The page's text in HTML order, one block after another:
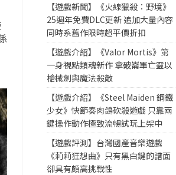
【遊戲新聞】《火線獵殺：野境》
25週年免費DLC更新 追加大量內容
同時系舊作限時超平價折扣
【遊戲介紹】《Valor Mortis》第
一身視點類魂新作 拿破崙軍亡靈以
槍械劍與魔法殺敵
【遊戲介紹】《Steel Maiden 鋼鐵
少女》快節奏肉鴿砍殺遊戲 只靠兩
鍵操作動作極致流暢試玩上架中
【遊戲評測】台灣國產音樂遊戲
《莉莉狂想曲》只有黑白鍵的譜面
卻具有頗高挑戰性